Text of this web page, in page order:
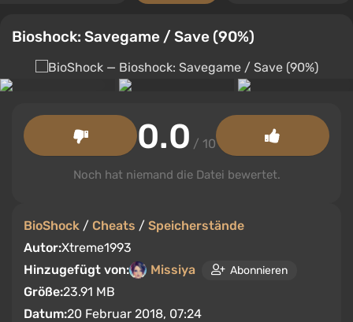
Bioshock: Savegame / Save (90%)
BioShock / Cheats / Speicherstände
Autor:Xtreme1993
Hinzugefügt von:
Missiya Abonnieren
Größe:23.91 MB
Datum:20 Februar 2018, 07:24
0.0 / 10
Noch hat niemand die Datei bewertet.